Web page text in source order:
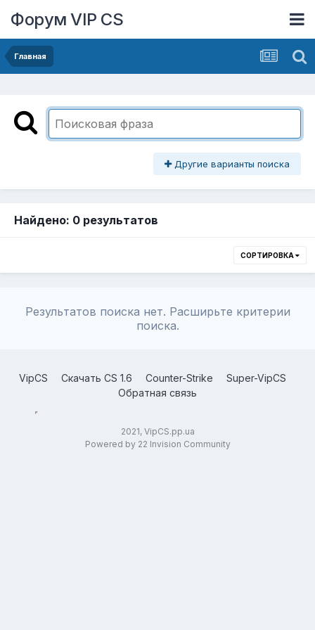
Форум VIP CS
Главная
Другие варианты поиска
Найдено: 0 результатов
СОРТИРОВКА
Результатов поиска нет. Расширьте критерии
поиска.
VipCS Скачать CS 1.6 Counter-Strike
Super-VipCS
Обратная связь
2021, VipCS.pp.ua
Powered by 22 Invision Community